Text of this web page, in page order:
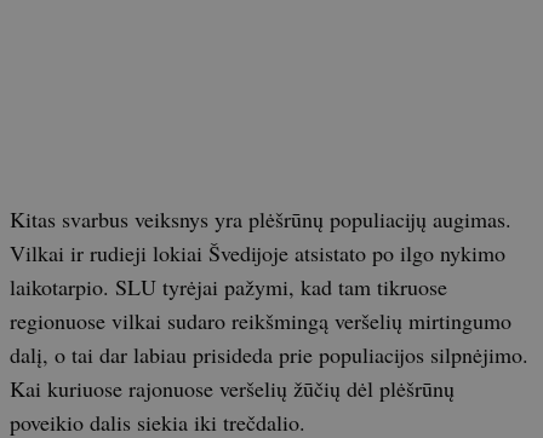
Kitas svarbus veiksnys yra plėšrūnų populiacijų augimas.
Vilkai ir rudieji lokiai Švedijoje atsistato po ilgo nykimo
laikotarpio. SLU tyrėjai pažymi, kad tam tikruose
regionuose vilkai sudaro reikšmingą veršelių mirtingumo
dalį, o tai dar labiau prisideda prie populiacijos silpnėjimo.
Kai kuriuose rajonuose veršelių žūčių dėl plėšrūnų
poveikio dalis siekia iki trečdalio.